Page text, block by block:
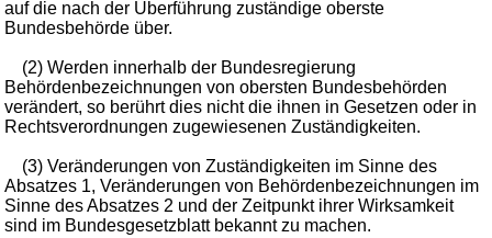
auf die nach der Überführung zuständige oberste
Bundesbehörde über.
(2) Werden innerhalb der Bundesregierung
Behördenbezeichnungen von obersten Bundesbehörden
verändert, so berührt dies nicht die ihnen in Gesetzen oder in
Rechtsverordnungen zugewiesenen Zuständigkeiten.
(3) Veränderungen von Zuständigkeiten im Sinne des
Absatzes 1, Veränderungen von Behördenbezeichnungen im
Sinne des Absatzes 2 und der Zeitpunkt ihrer Wirksamkeit
sind im Bundesgesetzblatt bekannt zu machen.